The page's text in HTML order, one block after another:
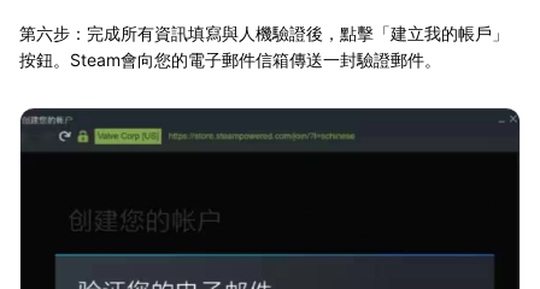
第六步：完成所有資訊填寫與人機驗證後，點擊「建立我的帳戶」
按鈕。Steam會向您的電子郵件信箱傳送一封驗證郵件。